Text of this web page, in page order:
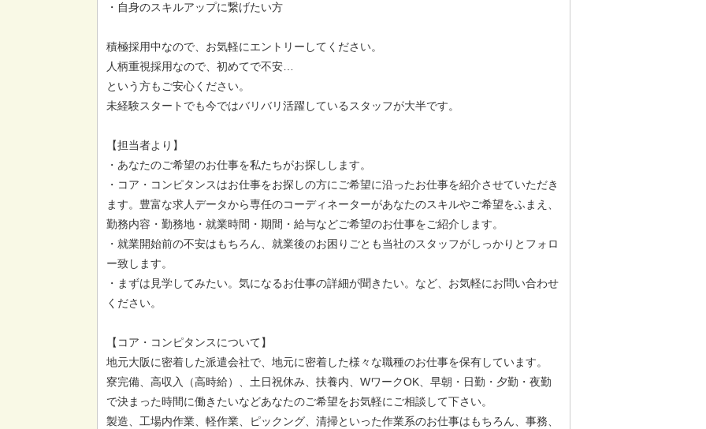
・自身のスキルアップに繋げたい方
積極採用中なので、お気軽にエントリーしてください。
人柄重視採用なので、初めてで不安…
という方もご安心ください。
未経験スタートでも今ではバリバリ活躍しているスタッフが大半です。
【担当者より】
・あなたのご希望のお仕事を私たちがお探しします。
・コア・コンピタンスはお仕事をお探しの方にご希望に沿ったお仕事を紹介させていただき
ます。豊富な求人データから専任のコーディネーターがあなたのスキルやご希望をふまえ、
勤務内容・勤務地・就業時間・期間・給与などご希望のお仕事をご紹介します。
・就業開始前の不安はもちろん、就業後のお困りごとも当社のスタッフがしっかりとフォロ
ー致します。
・まずは見学してみたい。気になるお仕事の詳細が聞きたい。など、お気軽にお問い合わせ
ください。
【コア・コンピタンスについて】
地元大阪に密着した派遣会社で、地元に密着した様々な職種のお仕事を保有しています。
寮完備、高収入（高時給）、土日祝休み、扶養内、WワークOK、早朝・日勤・夕勤・夜勤
で決まった時間に働きたいなどあなたのご希望をお気軽にご相談して下さい。
製造、工場内作業、軽作業、ピックング、清掃といった作業系のお仕事はもちろん、事務、